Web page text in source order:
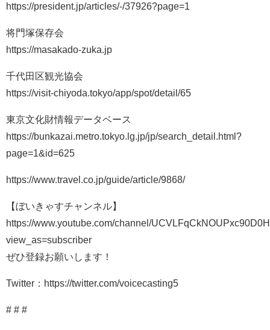
https://president.jp/articles/-/37926?page=1
将門塚保存会
https://masakado-zuka.jp
千代田区観光協会
https://visit-chiyoda.tokyo/app/spot/detail/65
東京文化財情報データベース
https://bunkazai.metro.tokyo.lg.jp/jp/search_detail.html?
page=1&id=625
https://www.travel.co.jp/guide/article/9868/
【ぼいきゃすチャンネル】
https://www.youtube.com/channel/
view_as=subscriber
ぜひ登録お願いします！
Twitter：https://twitter.com/voicecasting5
# # #